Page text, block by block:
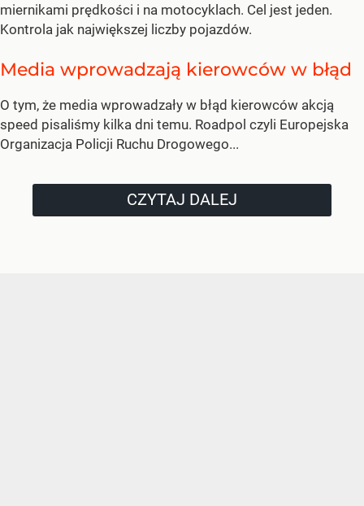
miernikami prędkości i na motocyklach. Cel jest jeden.
Kontrola jak największej liczby pojazdów.
Media wprowadzają kierowców w błąd
O tym, że media wprowadzały w błąd kierowców akcją
speed pisaliśmy kilka dni temu. Roadpol czyli Europejska
Organizacja Policji Ruchu Drogowego...
CZYTAJ DALEJ